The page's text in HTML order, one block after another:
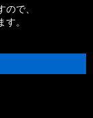
で、
。